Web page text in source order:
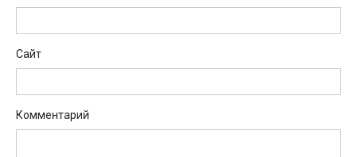
Сайт
Комментарий